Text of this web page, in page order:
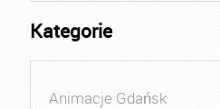
Kategorie
Animacje Gdańsk